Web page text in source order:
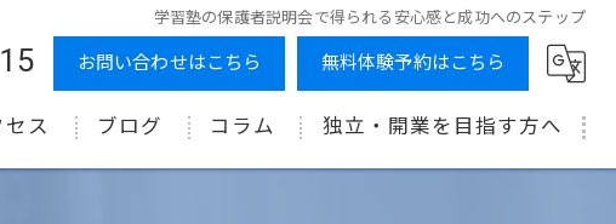
学習塾の保護者説明会で得られる安心感と成功へのステップ
お問い合わせはこちら 無料体験予約はこちら
セス ブログ コラム 独立・開業を目指す方へ